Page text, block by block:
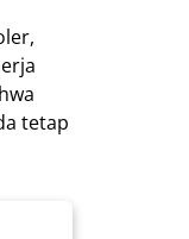
tetap